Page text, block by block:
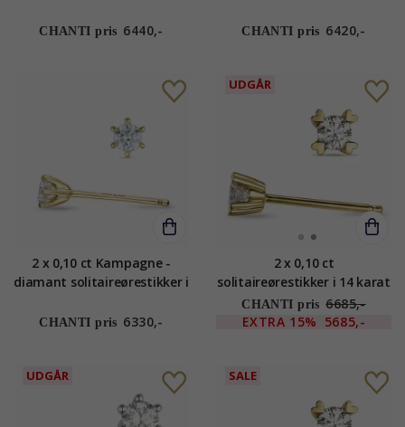
diamant
CHANTI pris 6440,- CHANTI pris 6420,-
2 x 0,10 ct Kampagne -
diamant solitaireørestikker i
CHANTI pris 6330,-
UDGÅR
2 x 0,10 ct
solitaireørestikker i 14 karat
guld med diamant
CHANTI pris 6685,-
EXTRA 15% 5685,-
UDGÅR SALE